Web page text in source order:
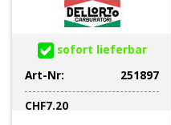
sofort lieferbar
Art-Nr:
251897
CHF7.20